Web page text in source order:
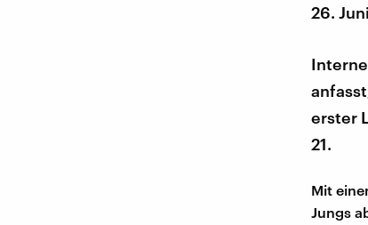
26.
erster
21.
Mit
Jungs